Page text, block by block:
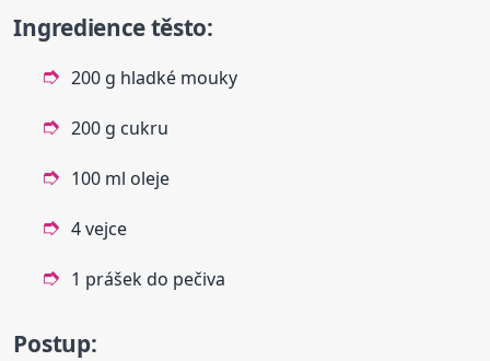
Ingredience těsto:
200 g hladké mouky
200 g cukru
100 ml oleje
4 vejce
1 prášek do pečiva
Postup: